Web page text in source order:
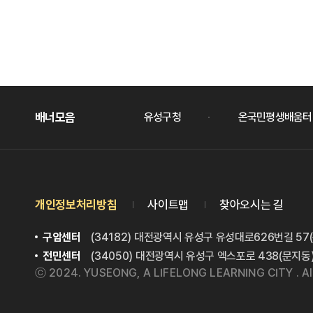
배너모음
대전평생교육진흥원 유성구청 온국민평생배움터
개인정보처리방침 사이트맵 찾아오시는 길
구암센터
(34182) 대전광역시 유성구 유성대로626번길
전민센터
(34050) 대전광역시 유성구 엑스포로 438(문지
ⓒ 2024. YUSEONG, A LIFELONG LEARNING CITY .